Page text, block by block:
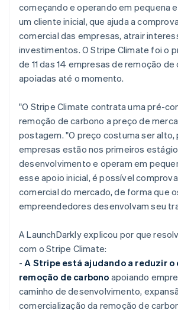
começando e operando em pequena
um cliente inicial, que ajuda a
comercial das empresas, atrair
investimentos. O Stripe Climate foi o
de 11 das 14 empresas de remoção de
apoiadas até o momento.
"O Stripe Climate contrata uma pré-
remoção de carbono a preço de
postagem. "O preço costuma ser alto,
empresas estão nos primeiros
desenvolvimento e operam em
esse apoio inicial, é possível
comercial do mercado, de forma que
empreendedores desenvolvam seu
A LaunchDarkly explicou por que
com o Stripe Climate:
- A Stripe está ajudando a reduzir o
remoção de carbono apoiando
caminho de desenvolvimento,
comercialização da remoção de